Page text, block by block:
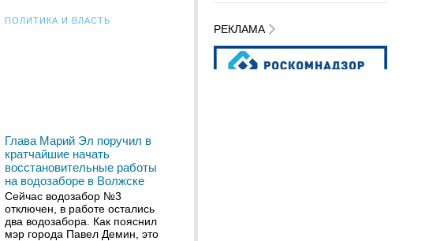
ПОЛИТИКА И ВЛАСТЬ
Глава Марий Эл поручил в
кратчайшие начать
восстановительные работы
на водозаборе в Волжске
Сейчас водозабор №3
отключен, в работе остались
два водозабора. Как пояснил
мэр города Павел Демин, это
РЕКЛАМА